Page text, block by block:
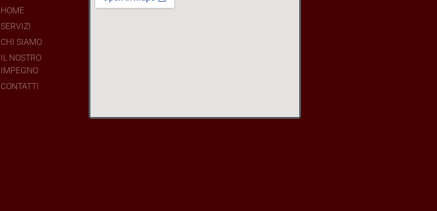
HOME
SERVIZI
CHI SIAMO
IL NOSTRO
IMPEGNO
CONTATTI